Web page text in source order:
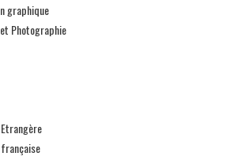
graphique
Photographie